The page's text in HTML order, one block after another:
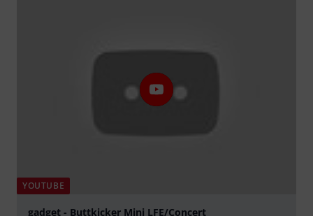
YOUTUBE
gadget - Buttkicker Mini LFE/Concert